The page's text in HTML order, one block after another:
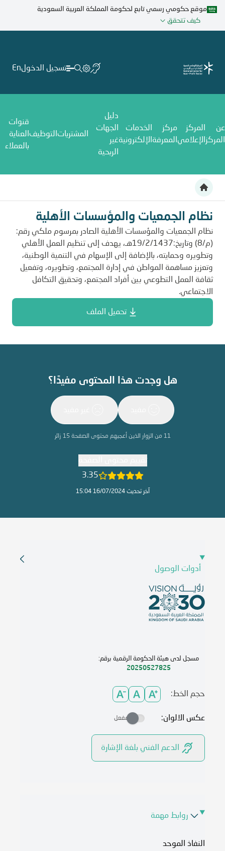
تجاوز
المحتوى
موقع حكومي رسمي تابع لحكومة المملكة العربية السعودية
كيف تتحقق
تسجيل الدخولEn
عن
المركز
المركز
الإعلامي
مركز
المعرفة
الخدمات
الإلكترونية
دليل
الجهات
غير
الربحية
المشتريات التوظيف
قنوات
العناية
بالعملاء
نظام الجمعيات والمؤسسات الأهلية
نظام الجمعيات والمؤسسات الأهلية
نظام الجمعيات والمؤسسات الأهلية الصادر بمرسوم ملكي رقم:
(م/8) وتاريخ:19/2/1437هـ، يهدف إلى تنظيم العمل الأهلي
وتطويره وحمايته، بالإضافة إلى الإسهام في التنمية الوطنية،
وتعزيز مساهمة المواطن في إدارة المجتمع، وتطويره، وتفعيل
ثقافة العمل التطوعي بين أفراد المجتمع، وتحقيق التكافل
الاجتماعي.
تحميل الملف
هل وجدت هذا المحتوى مفيدًا؟
11 من الزوار الذين أعجبهم محتوى الصفحة15 زائر
3.35
آخر تحديث 16/07/2024 15:04
أدوات الوصول
مسجل لدى هيئة الحكومة الرقمية برقم:
20250527825
حجم الخط:
عكس الالوان: مفعل
الدعم الفني بلغة الإشارة
روابط مهمة
النفاذ الموحد